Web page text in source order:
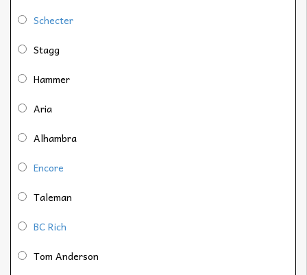
Schecter
Stagg
Hammer
Aria
Alhambra
Encore
Taleman
BC Rich
Tom Anderson